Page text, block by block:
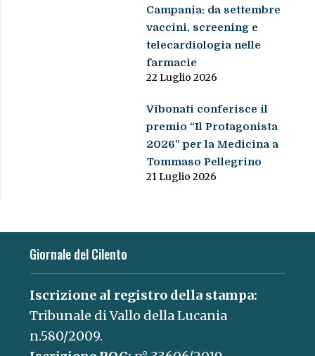
Campania: da settembre
vaccini, screening e
telecardiologia nelle
farmacie
22 Luglio 2026
Vibonati conferisce il
premio “Il Protagonista
2026” per la Medicina a
Tommaso Pellegrino
21 Luglio 2026
Giornale del Cilento
Iscrizione al registro della stampa:
Tribunale di Vallo della Lucania
n.580/2009.